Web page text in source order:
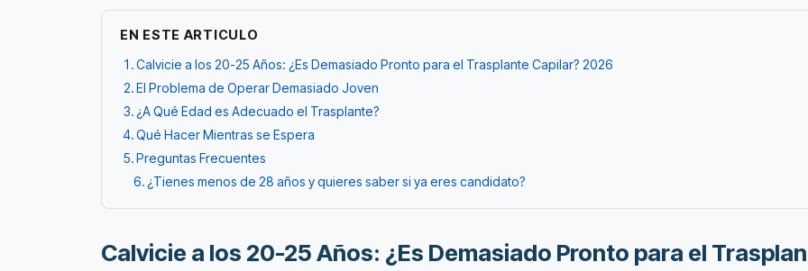
EN ESTE ARTICULO
Calvicie a los 20-25 Años: ¿Es Demasiado Pronto para el Trasplante Capilar? 2026
El Problema de Operar Demasiado Joven
¿A Qué Edad es Adecuado el Trasplante?
Qué Hacer Mientras se Espera
Preguntas Frecuentes
¿Tienes menos de 28 años y quieres saber si ya eres candidato?
Calvicie a los 20-25 Años: ¿Es Demasiado Pronto para el